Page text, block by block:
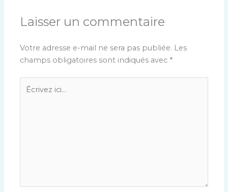
Laisser un commentaire
Votre adresse e-mail ne sera pas publiée. Les
champs obligatoires sont indiqués avec *
ici…